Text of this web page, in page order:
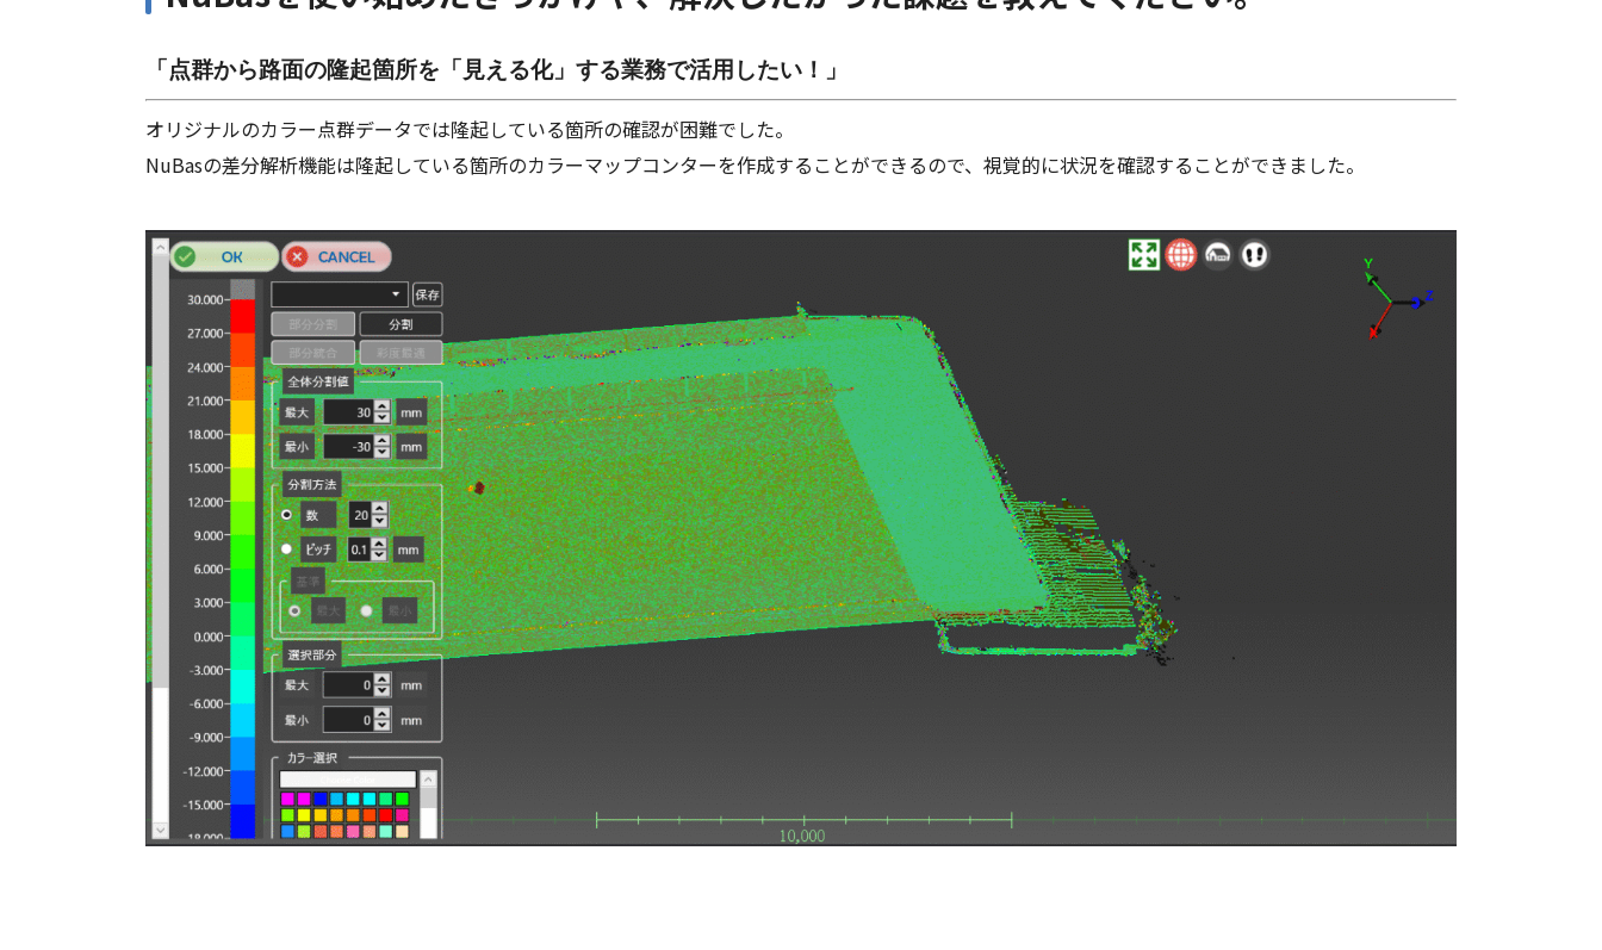
「点群から路面の隆起箇所を「見える化」する業務で活用したい！」
オリジナルのカラー点群データでは隆起している箇所の確認が困難でした。
NuBasの差分解析機能は隆起している箇所のカラーマップコンターを作成することができるので、視覚的に状況を確認することができました。